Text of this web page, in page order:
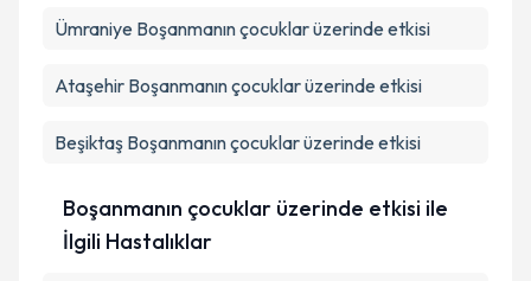
Ümraniye Boşanmanın çocuklar üzerinde etkisi
Ataşehir Boşanmanın çocuklar üzerinde etkisi
Beşiktaş Boşanmanın çocuklar üzerinde etkisi
Boşanmanın çocuklar üzerinde etkisi ile
İlgili Hastalıklar